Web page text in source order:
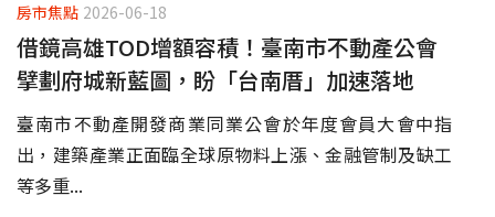
房市焦點 2026-06-18
借鏡高雄TOD增額容積！臺南市不動產公會
擘劃府城新藍圖，盼「台南厝」加速落地
臺南市不動產開發商業同業公會於年度會員大會中指
出，建築產業正面臨全球原物料上漲、金融管制及缺工
等多重...